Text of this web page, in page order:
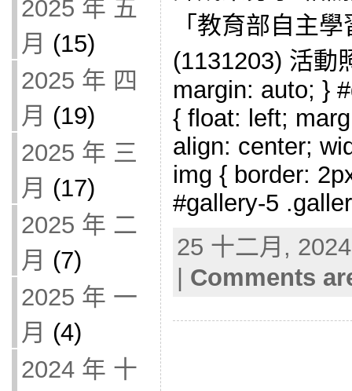
2025 年 五
月 (15)
2025 年 四
月 (19)
2025 年 三
月 (17)
2025 年 二
月 (7)
2025 年 一
月 (4)
2024 年 十
「教育部自主
(1131203) 活動
margin: auto; }
{ float: left;
align: center;
img { border:
#gallery-5
25 十二月,
| Comments